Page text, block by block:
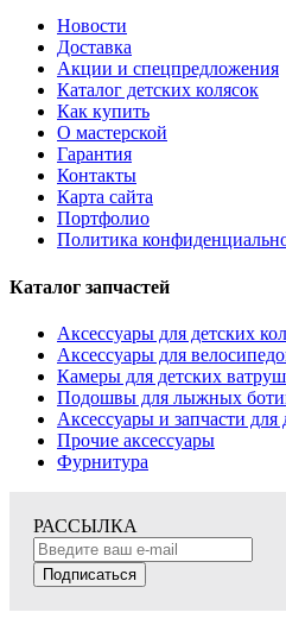
Новости
Доставка
Акции и спецпредложения
Каталог детских колясок
Как купить
О мастерской
Гарантия
Контакты
Карта сайта
Портфолио
Политика
Каталог запчастей
Аксессуары для детских
Аксессуары для
Камеры для детских
Подошвы для лыжных
Аксессуары и запчасти для
Прочие аксессуары
Фурнитура
РАССЫЛКА
Подписаться